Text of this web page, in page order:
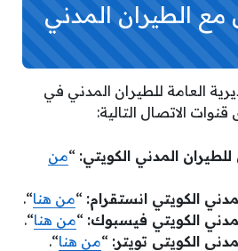
الطيران المدني
العامة للطيران المدني في
الاتصال التالية:
للطيران المدني الكويتي: “من
الكويتي انستقرام: “من هنا“.
الكويتي فيسبوك: “من هنا“.
الكويتي تويتر: “من هنا“.